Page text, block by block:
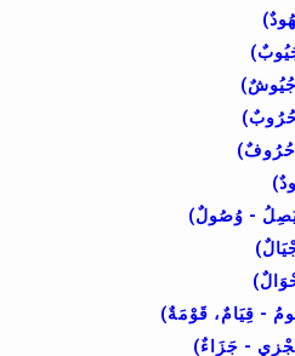
- وُصُولٌ)
- قِيَامٌ، قَوْمَةٌ)
- جَزَاءٌ)